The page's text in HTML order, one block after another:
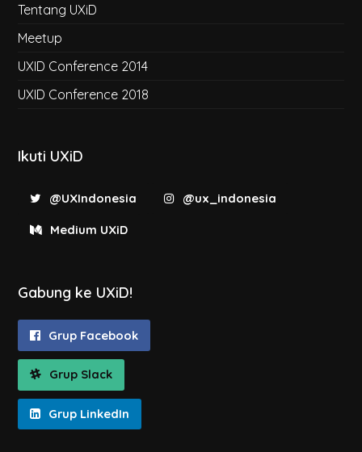
Tentang UXiD
Meetup
UXID Conference 2014
UXID Conference 2018
Ikuti UXiD
@UXIndonesia @ux_indonesia
Medium UXiD
Gabung ke UXiD!
Grup Facebook
Grup Slack
Grup LinkedIn